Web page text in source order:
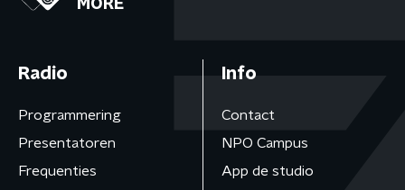
MORE
Radio
Programmering
Presentatoren
Frequenties
Info
Contact
NPO Campus
App de studio